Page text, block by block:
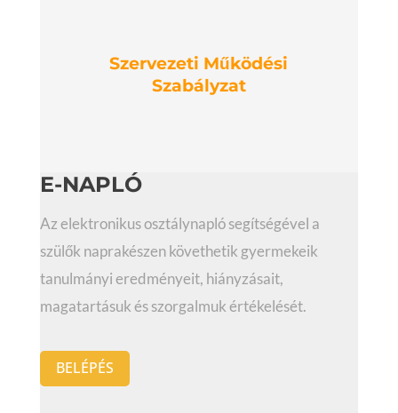
Szervezeti Működési
Szabályzat
E-NAPLÓ
Az elektronikus osztálynapló segítségével a
szülők naprakészen követhetik gyermekeik
tanulmányi eredményeit, hiányzásait,
magatartásuk és szorgalmuk értékelését.
BELÉPÉS